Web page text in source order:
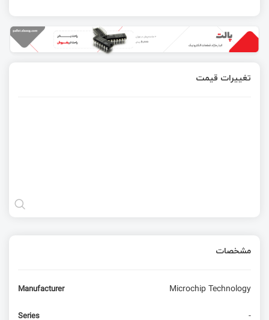
تغییرات قیمت
مشخصات
Manufacturer Microchip Technology
Series -